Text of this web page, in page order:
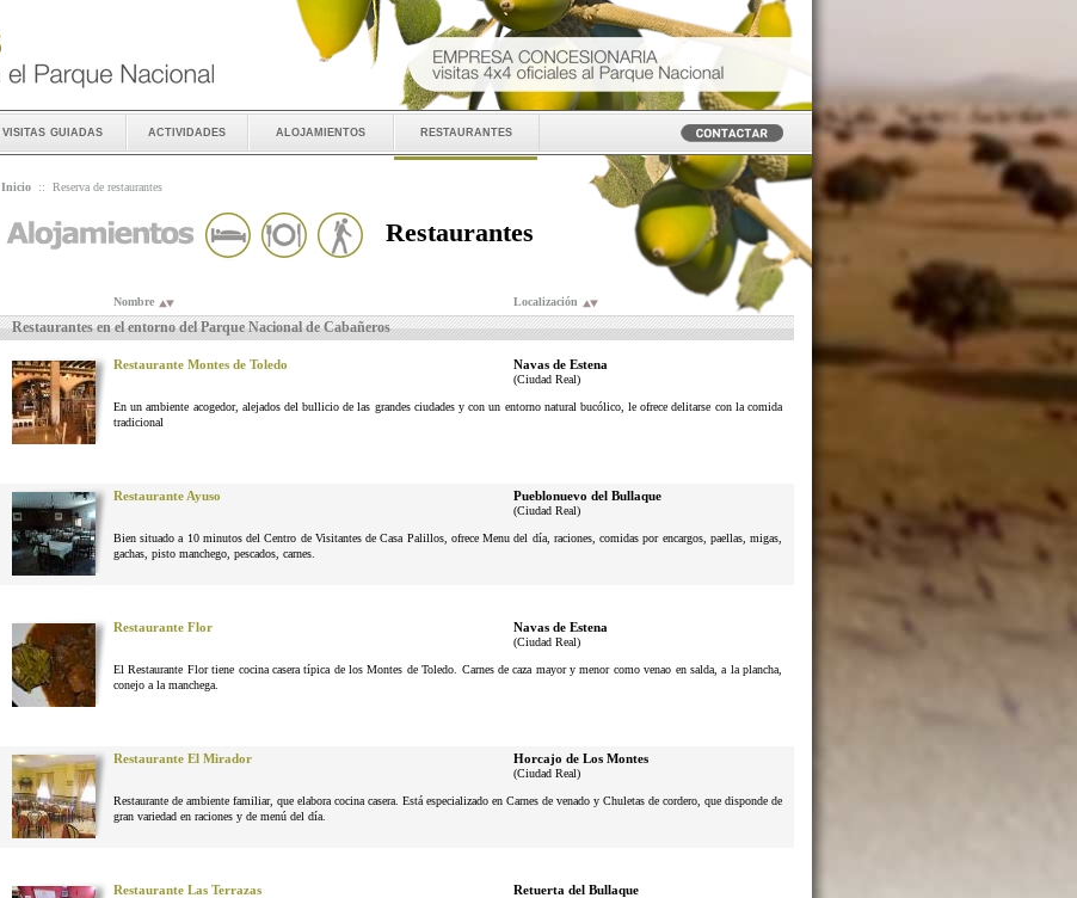
visitas guiadas actividades alojamientos restaurantes
Inicio :: Reserva de restaurantes
Restaurantes
Nombre Localización
Restaurantes en el entorno del Parque Nacional de Cabañeros
Restaurante Montes de Toledo Navas de Estena
(Ciudad Real)
En un ambiente acogedor, alejados del bullicio de las grandes ciudades y con un entorno natural bucólico, le ofrece delitarse con la comida
tradicional
Restaurante Ayuso Pueblonuevo del Bullaque
(Ciudad Real)
Bien situado a 10 minutos del Centro de Visitantes de Casa Palillos, ofrece Menu del día, raciones, comidas por encargos, paellas, migas,
gachas, pisto manchego, pescados, carnes.
Restaurante Flor Navas de Estena
(Ciudad Real)
El Restaurante Flor tiene cocina casera típica de los Montes de Toledo. Carnes de caza mayor y menor como venao en salda, a la plancha,
conejo a la manchega.
Restaurante El Mirador Horcajo de Los Montes
(Ciudad Real)
Restaurante de ambiente familiar, que elabora cocina casera. Está especializado en Carnes de venado y Chuletas de cordero, que disponde de
gran variedad en raciones y de menú del día.
Restaurante Las Terrazas Retuerta del Bullaque